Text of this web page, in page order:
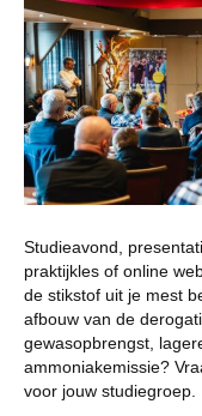
Studieavond,
praktijkles of online
de stikstof uit je mest
afbouw van de
gewasopbrengst,
ammoniakemissie?
voor jouw